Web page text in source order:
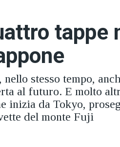
tappe
stesso tempo,
al futuro. E molto
inizia da Tokyo,
del monte Fuji